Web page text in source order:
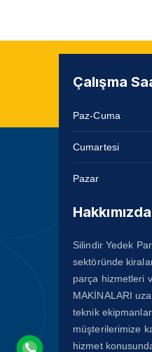
Çalışma
Paz-Cuma
Cumartesi
Pazar
Hakkımızda
Silindir Yedek
sektöründe
parça hizmetleri
MAKİNALARI
teknik
müşterilerimize
hizmet